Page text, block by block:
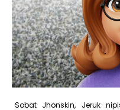
Sobat Jhonskin, Jeruk